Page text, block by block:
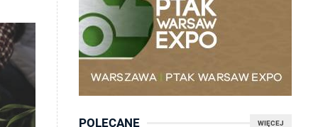
WIĘCEJ
POLECANE